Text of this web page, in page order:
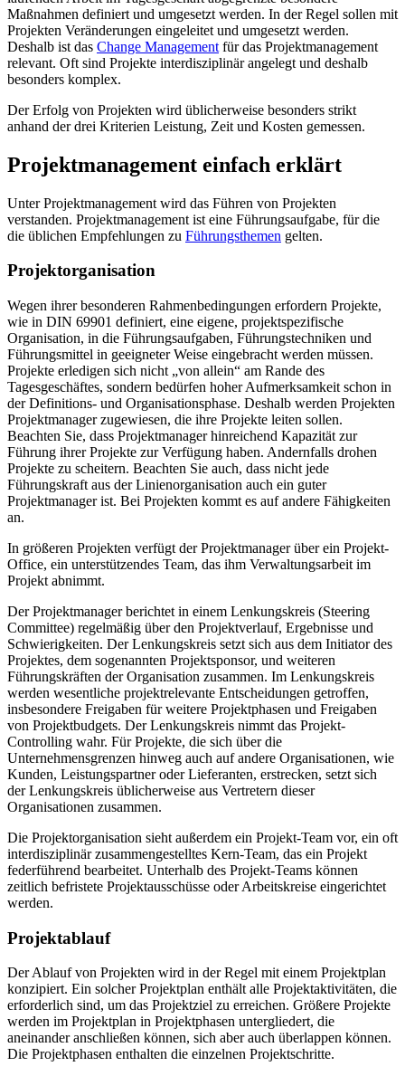
Maßnahmen definiert und umgesetzt werden. In der Regel sollen mit
Projekten Veränderungen eingeleitet und umgesetzt werden.
Deshalb ist das Change Management für das Projektmanagement
relevant. Oft sind Projekte interdisziplinär angelegt und deshalb
besonders komplex.
Der Erfolg von Projekten wird üblicherweise besonders strikt
anhand der drei Kriterien Leistung, Zeit und Kosten gemessen.
Projektmanagement einfach erklärt
Unter Projektmanagement wird das Führen von Projekten
verstanden. Projektmanagement ist eine Führungsaufgabe, für die
die üblichen Empfehlungen zu Führungsthemen gelten.
Projektorganisation
Wegen ihrer besonderen Rahmenbedingungen erfordern Projekte,
wie in DIN 69901 definiert, eine eigene, projektspezifische
Organisation, in die Führungsaufgaben, Führungstechniken und
Führungsmittel in geeigneter Weise eingebracht werden müssen.
Projekte erledigen sich nicht „von allein“ am Rande des
Tagesgeschäftes, sondern bedürfen hoher Aufmerksamkeit schon in
der Definitions- und Organisationsphase. Deshalb werden Projekten
Projektmanager zugewiesen, die ihre Projekte leiten sollen.
Beachten Sie, dass Projektmanager hinreichend Kapazität zur
Führung ihrer Projekte zur Verfügung haben. Andernfalls drohen
Projekte zu scheitern. Beachten Sie auch, dass nicht jede
Führungskraft aus der Linienorganisation auch ein guter
Projektmanager ist. Bei Projekten kommt es auf andere Fähigkeiten
an.
In größeren Projekten verfügt der Projektmanager über ein Projekt-
Office, ein unterstützendes Team, das ihm Verwaltungsarbeit im
Projekt abnimmt.
Der Projektmanager berichtet in einem Lenkungskreis (Steering
Committee) regelmäßig über den Projektverlauf, Ergebnisse und
Schwierigkeiten. Der Lenkungskreis setzt sich aus dem Initiator des
Projektes, dem sogenannten Projektsponsor, und weiteren
Führungskräften der Organisation zusammen. Im Lenkungskreis
werden wesentliche projektrelevante Entscheidungen getroffen,
insbesondere Freigaben für weitere Projektphasen und Freigaben
von Projektbudgets. Der Lenkungskreis nimmt das Projekt-
Controlling wahr. Für Projekte, die sich über die
Unternehmensgrenzen hinweg auch auf andere Organisationen, wie
Kunden, Leistungspartner oder Lieferanten, erstrecken, setzt sich
der Lenkungskreis üblicherweise aus Vertretern dieser
Organisationen zusammen.
Die Projektorganisation sieht außerdem ein Projekt-Team vor, ein oft
interdisziplinär zusammengestelltes Kern-Team, das ein Projekt
federführend bearbeitet. Unterhalb des Projekt-Teams können
zeitlich befristete Projektausschüsse oder Arbeitskreise eingerichtet
werden.
Projektablauf
Der Ablauf von Projekten wird in der Regel mit einem Projektplan
konzipiert. Ein solcher Projektplan enthält alle Projektaktivitäten, die
erforderlich sind, um das Projektziel zu erreichen. Größere Projekte
werden im Projektplan in Projektphasen untergliedert, die
aneinander anschließen können, sich aber auch überlappen können.
Die Projektphasen enthalten die einzelnen Projektschritte.